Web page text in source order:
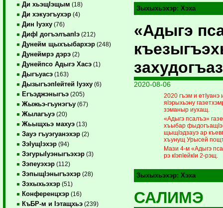
Ди хьэщIэщым (18)
Ди хэкуэгъухэр (4)
Дин Iуэху (76)
ДифI догъэлъапIэ (212)
Дунейм щыхъыбархэр (248)
Дунеймрэ дэрэ (2)
Дунейпсо Адыгэ Хасэ (1)
Дыгъуасэ (163)
ДызыгъэпIейтей Iуэху (6)
Егъэджэныгъэ (205)
Жыжьэ-гъунэгъу (67)
Жылагъуэ (20)
Жьыщхьэ махуэ (13)
Зауэ гъуэгуанэхэр (2)
ЗэIущIэхэр (94)
ЗэгурыIуэныгъэхэр (3)
Зэпеуэхэр (112)
ЗэпыщIэныгъэхэр (28)
Зэхыхьэхэр (51)
Конференцхэр (16)
КъБР-м и Iэтащхьэ (239)
Зыхыхьэхэр: Хэха
«Адыгэ
2020-08-06
2020 гъэм и етIуанэ
яIэрыхьэну
зэманыр иухащ.
«Адыгэ псалъэ»
хъыбар
щыщIэдзауэ ар
хъунущ Урысей
Мази 4-м «Адыгэ
рэ кIэпIейкIи 2-рэщ.
Зыхыхьэхэр: Хэха
САЛИМЭ